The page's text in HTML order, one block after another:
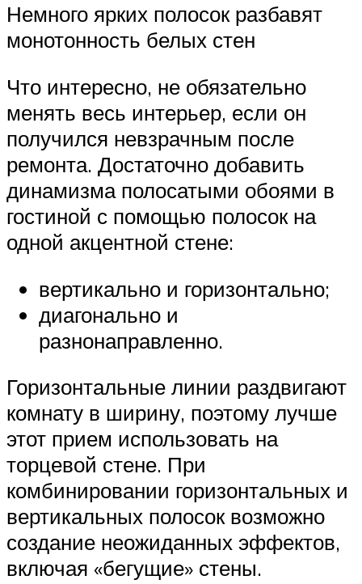
Немного ярких полосок разбавят
монотонность белых стен
Что интересно, не обязательно
менять весь интерьер, если он
получился невзрачным после
ремонта. Достаточно добавить
динамизма полосатыми обоями в
гостиной с помощью полосок на
одной акцентной стене:
вертикально и горизонтально;
диагонально и
разнонаправленно.
Горизонтальные линии раздвигают
комнату в ширину, поэтому лучше
этот прием использовать на
торцевой стене. При
комбинировании горизонтальных и
вертикальных полосок возможно
создание неожиданных эффектов,
включая «бегущие» стены.